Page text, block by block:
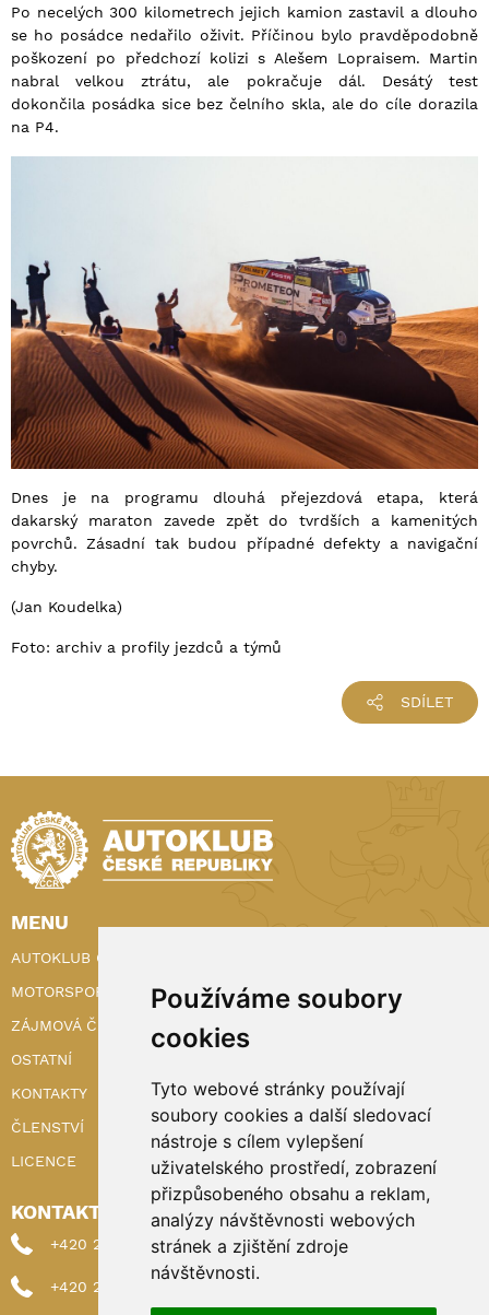
Používáme soubory
cookies
Tyto webové stránky používají
soubory cookies a další sledovací
nástroje s cílem vylepšení
uživatelského prostředí, zobrazení
přizpůsobeného obsahu a reklam,
analýzy návštěvnosti webových
stránek a zjištění zdroje
návštěvnosti.
Po necelých 300 kilometrech jejich kamion zastavil a dlouho
se ho posádce nedařilo oživit. Příčinou bylo pravděpodobně
poškození po předchozí kolizi s Alešem Lopraisem. Martin
nabral velkou ztrátu, ale pokračuje dál. Desátý test
dokončila posádka sice bez čelního skla, ale do cíle dorazila
na P4.
Dnes je na programu dlouhá přejezdová etapa, která
dakarský maraton zavede zpět do tvrdších a kamenitých
povrchů. Zásadní tak budou případné defekty a navigační
chyby.
(Jan Koudelka)
Foto: archiv a profily jezdců a týmů
SDÍLET
MENU
AUTOKLUB ČR
MOTORSPORT
ZÁJMOVÁ ČINNOST
OSTATNÍ
KONTAKTY
ČLENSTVÍ
LICENCE
KONTAKTY
+420 222 898 224 (sekretariat)
+420 222 898 221 (členství)